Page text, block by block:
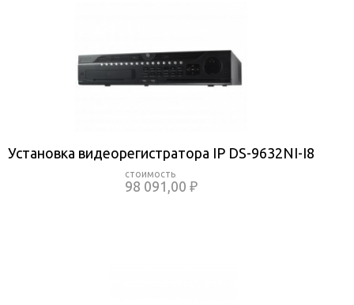
Установка видеорегистратора IP DS-9632NI-I8
98 091,00 ₽